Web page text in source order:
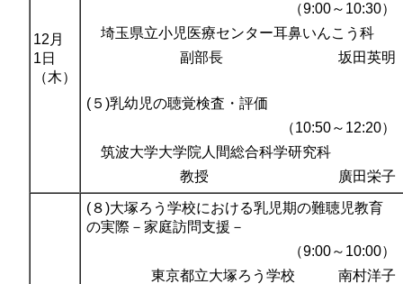
12月
1日
（木）
（9:00～10:30）
埼玉県立小児医療センター耳鼻いんこう科
副部長 坂田英明
(５)乳幼児の聴覚検査・評価
（10:50～12:20）
筑波大学大学院人間総合科学研究科
教授 廣田栄子
(８)大塚ろう学校における乳児期の難聴児教育
の実際－家庭訪問支援－
（9:00～10:00）
東京都立大塚ろう学校 南村洋子